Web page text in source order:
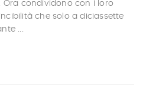
Ora condividono con i loro
che solo a diciassette
...